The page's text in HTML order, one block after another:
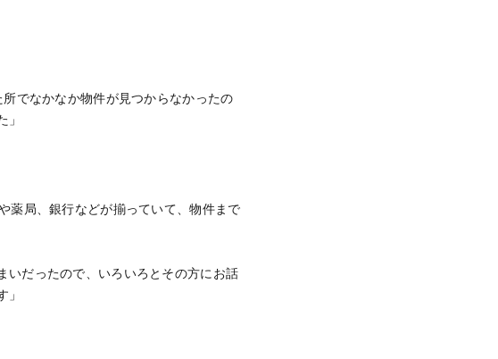
でなかなか物件が見つからなかったの
薬局、銀行などが揃っていて、物件まで
いだったので、いろいろとその方にお話